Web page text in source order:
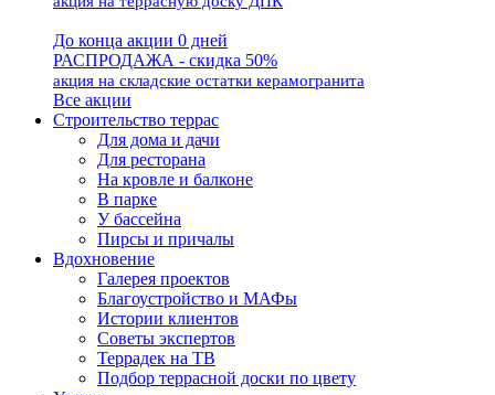
До конца акции 0 дней
РАСПРОДАЖА - скидка 50%
акция на складские остатки керамогранита
Все акции
Строительство террас
Для дома и дачи
Для ресторана
На кровле и балконе
В парке
У бассейна
Пирсы и причалы
Вдохновение
Галерея проектов
Благоустройство и МАФы
Истории клиентов
Советы экспертов
Террадек на ТВ
Подбор террасной доски по цвету